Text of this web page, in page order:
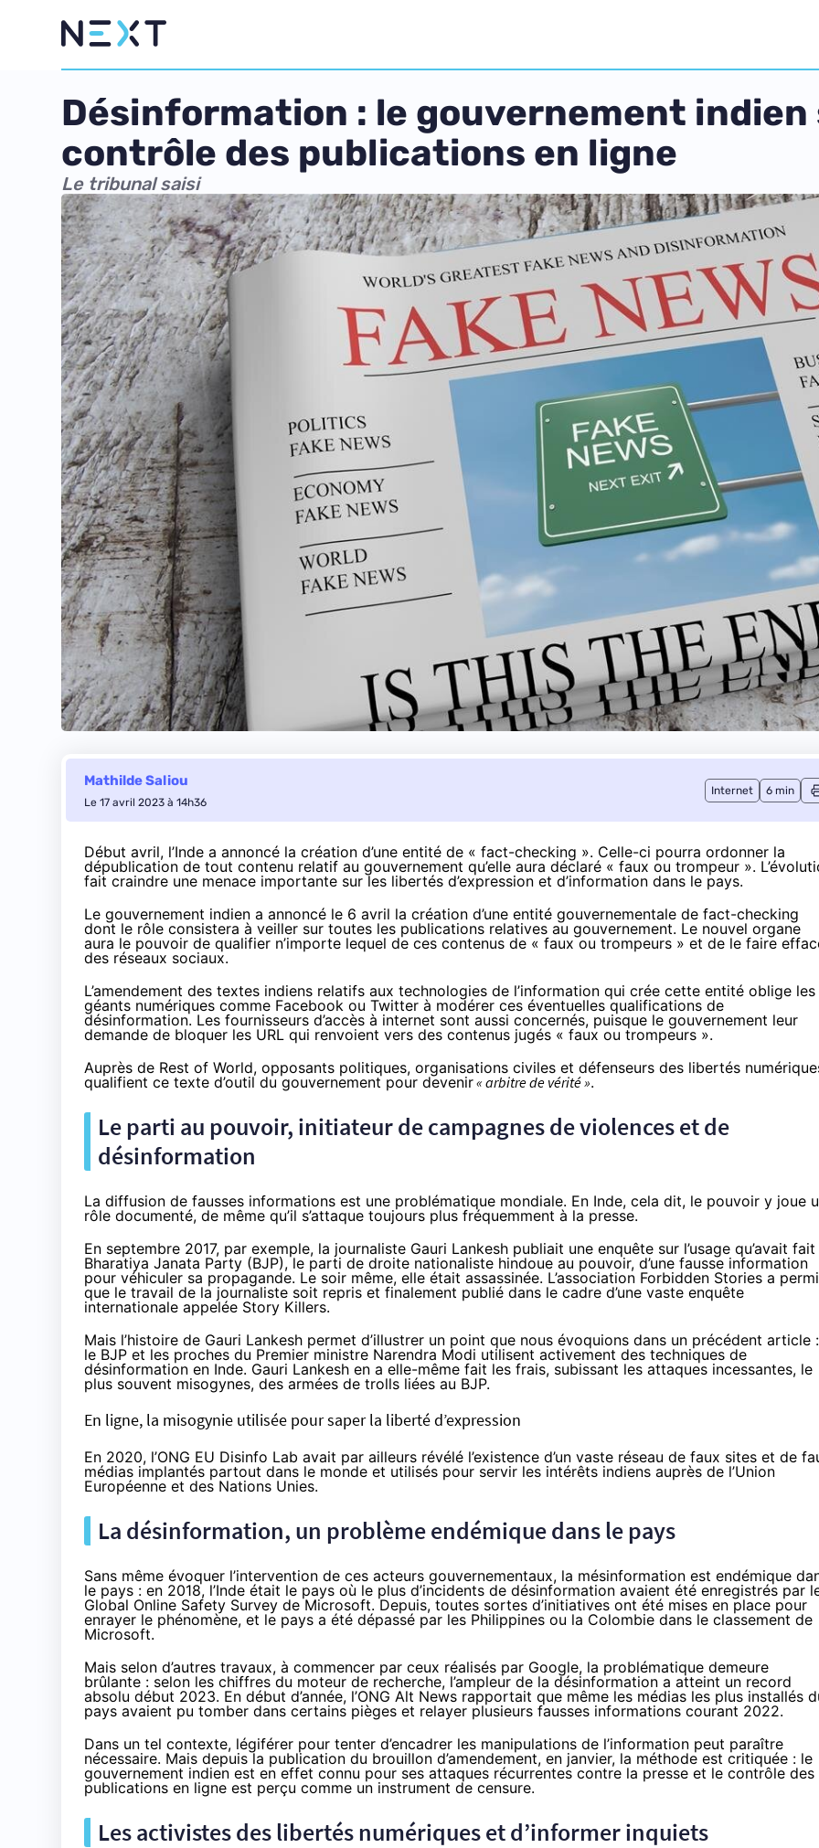
Désinformation : le gouvernement indien
contrôle des publications en ligne
Le tribunal saisi
Mathilde Saliou
Le 17 avril 2023 à 14h36
Internet 6 min
Début avril, l’Inde a annoncé la création d’une entité de « fact-checking ». Celle-ci pourra ordonner la
dépublication de tout contenu relatif au gouvernement qu’elle aura déclaré « faux ou trompeur ».
fait craindre une menace importante sur les libertés d’expression et d’information dans le pays.
Le gouvernement indien a annoncé le 6 avril la création d’une entité gouvernementale de fact-checking
dont le rôle consistera à veiller sur toutes les publications relatives au gouvernement. Le nouvel organe
aura le pouvoir de qualifier n’importe lequel de ces contenus de « faux ou trompeurs » et de le faire
des réseaux sociaux.
L’amendement des textes indiens relatifs aux technologies de l’information qui crée cette entité oblige les
géants numériques comme Facebook ou Twitter à modérer ces éventuelles qualifications de
désinformation. Les fournisseurs d’accès à internet sont aussi concernés, puisque le gouvernement leur
demande de bloquer les URL qui renvoient vers des contenus jugés « faux ou trompeurs ».
Auprès de Rest of World, opposants politiques, organisations civiles et défenseurs des libertés
qualifient ce texte d’outil du gouvernement pour devenir« arbitre de vérité ».
Le parti au pouvoir, initiateur de campagnes de violences et de
désinformation
La diffusion de fausses informations est une problématique mondiale. En Inde, cela dit, le pouvoir y joue
rôle documenté, de même qu’il s’attaque toujours plus fréquemment à la presse.
En septembre 2017, par exemple, la journaliste Gauri Lankesh publiait une enquête sur l’usage qu’avait fait
Bharatiya Janata Party (BJP), le parti de droite nationaliste hindoue au pouvoir, d’une fausse information
pour véhiculer sa propagande. Le soir même, elle était assassinée. L’association Forbidden Stories a
que le travail de la journaliste soit repris et finalement publié dans le cadre d’une vaste enquête
internationale appelée Story Killers.
Mais l’histoire de Gauri Lankesh permet d’illustrer un point que nous évoquions dans un précédent article :
le BJP et les proches du Premier ministre Narendra Modi utilisent activement des techniques de
désinformation en Inde. Gauri Lankesh en a elle-même fait les frais, subissant les attaques incessantes, le
plus souvent misogynes, des armées de trolls liées au BJP.
En ligne, la misogynie utilisée pour saper la liberté d’expression
En 2020, l’ONG EU Disinfo Lab avait par ailleurs révélé l’existence d’un vaste réseau de faux sites et de
médias implantés partout dans le monde et utilisés pour servir les intérêts indiens auprès de l’Union
Européenne et des Nations Unies.
La désinformation, un problème endémique dans le pays
Sans même évoquer l’intervention de ces acteurs gouvernementaux, la mésinformation est endémique
le pays : en 2018, l’Inde était le pays où le plus d’incidents de désinformation avaient été enregistrés par
Global Online Safety Survey de Microsoft. Depuis, toutes sortes d’initiatives ont été mises en place pour
enrayer le phénomène, et le pays a été dépassé par les Philippines ou la Colombie dans le classement de
Microsoft.
Mais selon d’autres travaux, à commencer par ceux réalisés par Google, la problématique demeure
brûlante : selon les chiffres du moteur de recherche, l’ampleur de la désinformation a atteint un record
absolu début 2023. En début d’année, l’ONG Alt News rapportait que même les médias les plus installés
pays avaient pu tomber dans certains pièges et relayer plusieurs fausses informations courant 2022.
Dans un tel contexte, légiférer pour tenter d’encadrer les manipulations de l’information peut paraître
nécessaire. Mais depuis la publication du brouillon d’amendement, en janvier, la méthode est critiquée : le
gouvernement indien est en effet connu pour ses attaques récurrentes contre la presse et le contrôle des
publications en ligne est perçu comme un instrument de censure.
Les activistes des libertés numériques et d’informer inquiets